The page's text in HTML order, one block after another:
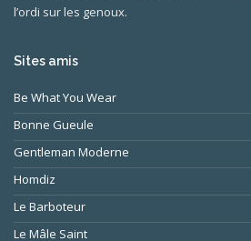
l’ordi sur les genoux.
Sites amis
Be What You Wear
Bonne Gueule
Gentleman Moderne
Homdiz
Le Barboteur
Le Mâle Saint